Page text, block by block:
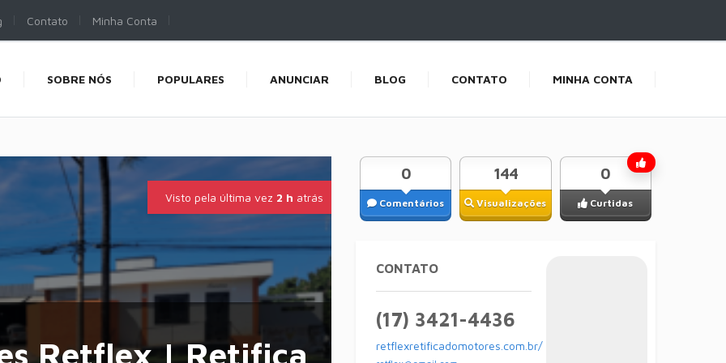
Contato Minha Conta
SOBRE NÓS POPULARES ANUNCIAR BLOG CONTATO MINHA CONTA
Visto pela última vez 2 h atrás
Retflex | Retifica
Comentários
0
Visualizações
144
Curtidas
0
CONTATO
(17) 3421-4436
retflexretificadomotores.com.br/